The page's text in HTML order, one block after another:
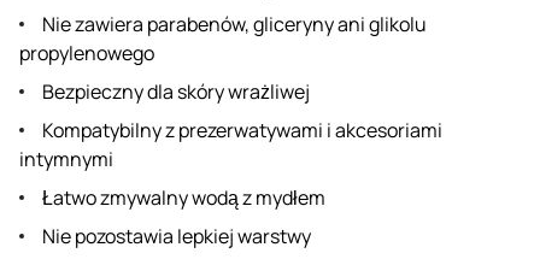
Nie zawiera parabenów, gliceryny ani glikolu
propylenowego
Bezpieczny dla skóry wrażliwej
Kompatybilny z prezerwatywami i akcesoriami
intymnymi
Łatwo zmywalny wodą z mydłem
Nie pozostawia lepkiej warstwy